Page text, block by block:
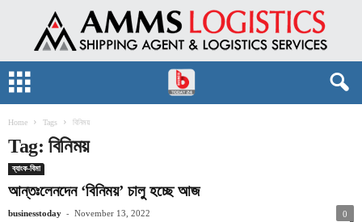
Home Tags বিনিময়
Tag: বিনিময়
ব্যাংক-বিমা
আন্তঃলেনদেন ‘বিনিময়’ চালু হচ্ছে আজ
businesstoday - November 13, 2022 0